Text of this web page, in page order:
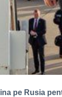
pe Rusia